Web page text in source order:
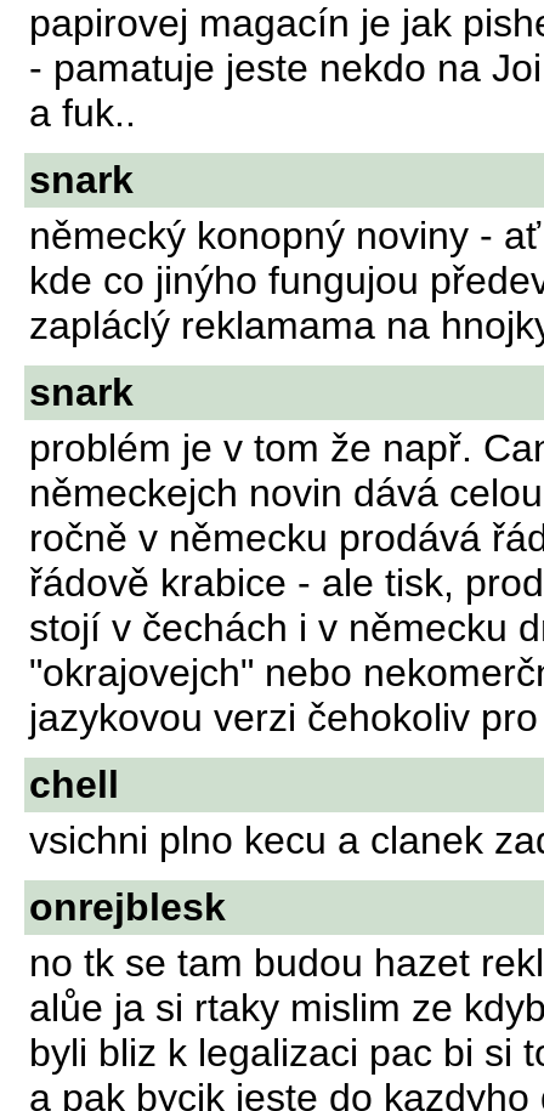
papirovej magacín je jak
- pamatuje jeste nekdo na
a fuk..
snark
německý konopný noviny -
kde co jinýho fungujou
zapláclý reklamama na
snark
problém je v tom že např.
německejch novin dává
ročně v německu prodává
řádově krabice - ale tisk,
stojí v čechách i v německu
"okrajovejch" nebo
jazykovou verzi čehokoliv
chell
vsichni plno kecu a clanek
onrejblesk
no tk se tam budou hazet
alůe ja si rtaky mislim ze
byli bliz k legalizaci pac bi si
a pak bycjk jeste do